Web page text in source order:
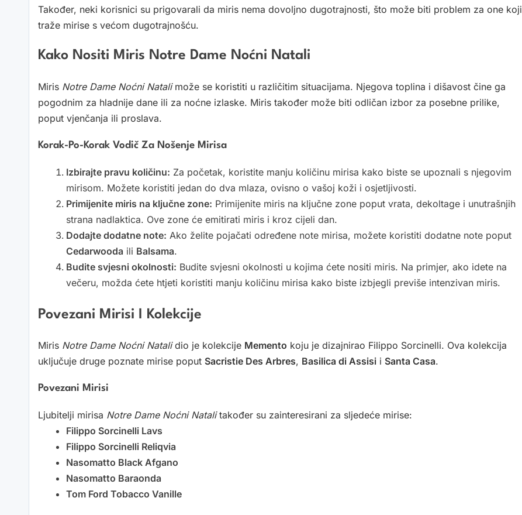
Također, neki korisnici su prigovarali da miris nema dovoljno dugotrajnosti, što može biti problem za one koji
traže mirise s većom dugotrajnošću.
Kako Nositi Miris Notre Dame Noćni Natali
Miris Notre Dame Noćni Natalimože se koristiti u različitim situacijama. Njegova toplina i dišavost čine ga
pogodnim za hladnije dane ili za noćne izlaske. Miris također može biti odličan izbor za posebne prilike,
poput vjenčanja ili proslava.
Korak-Po-Korak Vodič Za Nošenje Mirisa
Izbirajte pravu količinu: Za početak, koristite manju količinu mirisa kako biste se upoznali s njegovim
mirisom. Možete koristiti jedan do dva mlaza, ovisno o vašoj koži i osjetljivosti.
Primijenite miris na ključne zone: Primijenite miris na ključne zone poput vrata, dekoltage i unutrašnjih
strana nadlaktica. Ove zone će emitirati miris i kroz cijeli dan.
Dodajte dodatne note: Ako želite pojačati određene note mirisa, možete koristiti dodatne note poput
Cedarwooda ili Balsama.
Budite svjesni okolnosti: Budite svjesni okolnosti u kojima ćete nositi miris. Na primjer, ako idete na
večeru, možda ćete htjeti koristiti manju količinu mirisa kako biste izbjegli previše intenzivan miris.
Povezani Mirisi I Kolekcije
Miris Notre Dame Noćni Natalidio je kolekcije Memento koju je dizajnirao Filippo Sorcinelli. Ova kolekcija
uključuje druge poznate mirise poput Sacristie Des Arbres, Basilica di Assisi i Santa Casa.
Povezani Mirisi
Ljubitelji mirisa Notre Dame Noćni Natalitakođer su zainteresirani za sljedeće mirise:
Filippo Sorcinelli Lavs
Filippo Sorcinelli Reliqvia
Nasomatto Black Afgano
Nasomatto Baraonda
Tom Ford Tobacco Vanille